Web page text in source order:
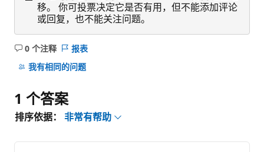
移。 你可投票决定它是否有用，但不能添加评论
或回复，也不能关注问题。
0 个注释
无
注
报表
我有相同的问题
1 个答案
排序依据： 非常有帮助